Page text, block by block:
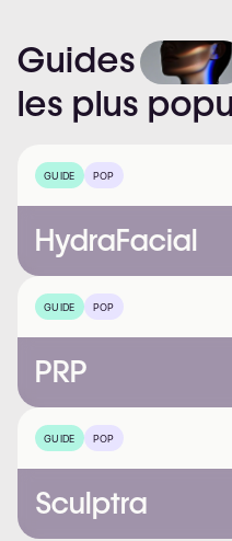
Guides
les plus
GUIDE POP
HydraFacial
GUIDE POP
PRP
GUIDE POP
Sculptra